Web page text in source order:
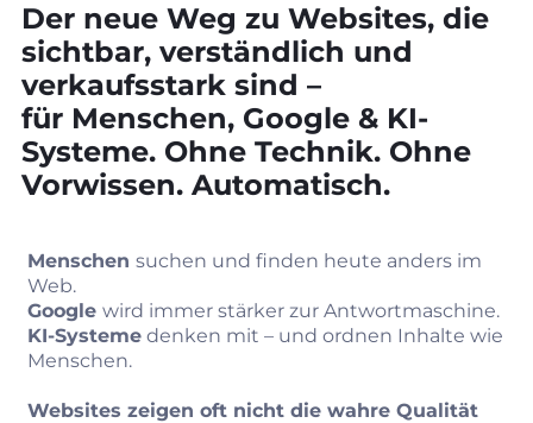
Der neue Weg zu Websites, die
sichtbar, verständlich und
verkaufsstark sind –
für Menschen, Google & KI-
Systeme. Ohne Technik. Ohne
Vorwissen. Automatisch.
Menschen suchen und finden heute anders im
Web.
Google wird immer stärker zur Antwortmaschine.
KI‑Systeme denken mit – und ordnen Inhalte wie
Menschen.
Websites zeigen oft nicht die wahre Qualität